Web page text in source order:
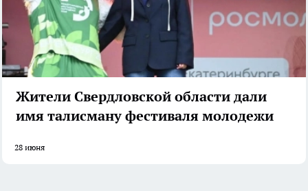
Жители Свердловской области дали
имя талисману фестиваля молодежи
28 июня